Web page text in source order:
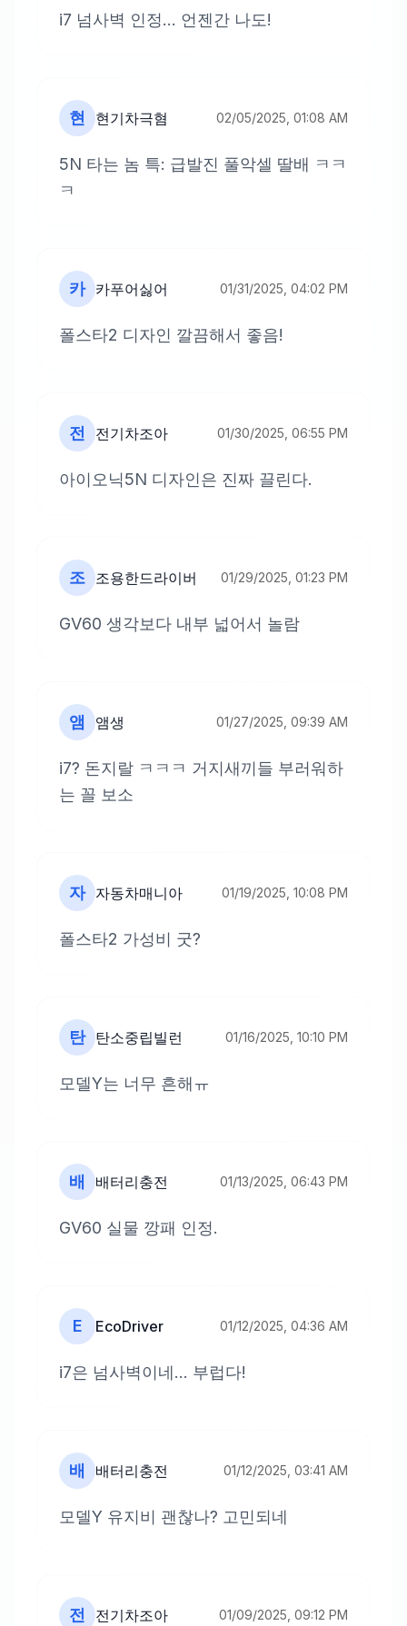
i7 넘사벽 인정... 언젠간 나도!
현 현기차극혐 02/05/2025, 01:08 AM
5N 타는 놈 특: 급발진 풀악셀 딸배 ㅋㅋ
ㅋ
카 카푸어싫어 01/31/2025, 04:02 PM
폴스타2 디자인 깔끔해서 좋음!
전 전기차조아 01/30/2025, 06:55 PM
아이오닉5N 디자인은 진짜 끌린다.
조 조용한드라이버 01/29/2025, 01:23 PM
GV60 생각보다 내부 넓어서 놀람
앰 앰생 01/27/2025, 09:39 AM
i7? 돈지랄 ㅋㅋㅋ 거지새끼들 부러워하
는 꼴 보소
자 자동차매니아 01/19/2025, 10:08 PM
폴스타2 가성비 굿?
탄 탄소중립빌런 01/16/2025, 10:10 PM
모델Y는 너무 흔해ㅠ
배 배터리충전 01/13/2025, 06:43 PM
GV60 실물 깡패 인정.
E EcoDriver 01/12/2025, 04:36 AM
i7은 넘사벽이네... 부럽다!
배 배터리충전 01/12/2025, 03:41 AM
모델Y 유지비 괜찮나? 고민되네
전 전기차조아 01/09/2025, 09:12 PM